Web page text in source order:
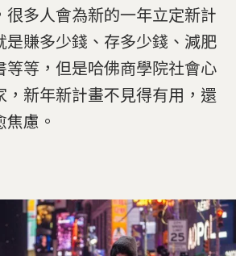
很多人會為新的一年立定新計
是賺多少錢、存多少錢、減肥
等等，但是哈佛商學院社會心
，新年新計畫不見得有用，還
慮。